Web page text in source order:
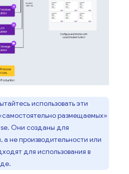
использовать эти
размещаемых»
Они созданы для
а не производительности или
для использования в